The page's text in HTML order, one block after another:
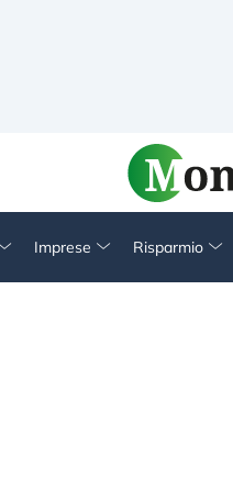
Imprese Risparmio